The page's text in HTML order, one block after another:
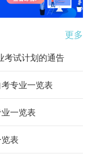
更多
考试计划的通告
专业一览表
一览表
表